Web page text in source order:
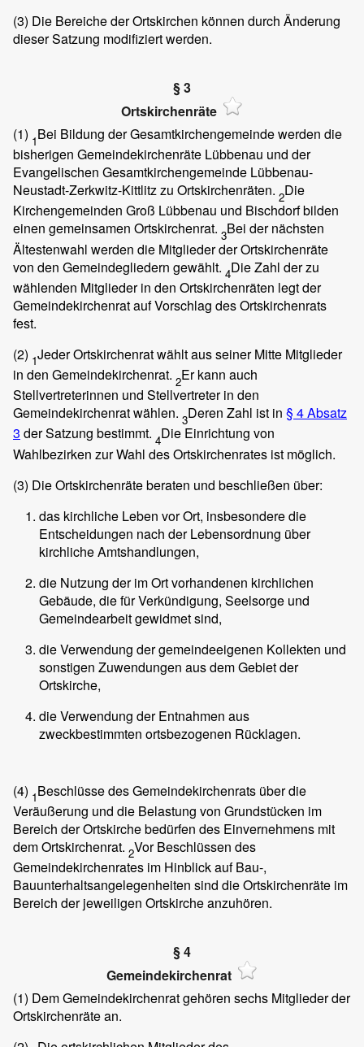
(3) Die Bereiche der Ortskirchen können durch Änderung
dieser Satzung modifiziert werden.
§ 3
Ortskirchenräte
(1) 1Bei Bildung der Gesamtkirchengemeinde werden die
bisherigen Gemeindekirchenräte Lübbenau und der
Evangelischen Gesamtkirchengemeinde Lübbenau-
Neustadt-Zerkwitz-Kittlitz zu Ortskirchenräten. 2Die
Kirchengemeinden Groß Lübbenau und Bischdorf bilden
einen gemeinsamen Ortskirchenrat. 3Bei der nächsten
Ältestenwahl werden die Mitglieder der Ortskirchenräte
von den Gemeindegliedern gewählt. 4Die Zahl der zu
wählenden Mitglieder in den Ortskirchenräten legt der
Gemeindekirchenrat auf Vorschlag des Ortskirchenrats
fest.
(2) 1Jeder Ortskirchenrat wählt aus seiner Mitte Mitglieder
in den Gemeindekirchenrat. 2Er kann auch
Stellvertreterinnen und Stellvertreter in den
Gemeindekirchenrat wählen. 3Deren Zahl ist in § 4 Absatz
3 der Satzung bestimmt. 4Die Einrichtung von
Wahlbezirken zur Wahl des Ortskirchenrates ist möglich.
(3) Die Ortskirchenräte beraten und beschließen über:
das kirchliche Leben vor Ort, insbesondere die
Entscheidungen nach der Lebensordnung über
kirchliche Amtshandlungen,
die Nutzung der im Ort vorhandenen kirchlichen
Gebäude, die für Verkündigung, Seelsorge und
Gemeindearbeit gewidmet sind,
die Verwendung der gemeindeeigenen Kollekten und
sonstigen Zuwendungen aus dem Gebiet der
Ortskirche,
die Verwendung der Entnahmen aus
zweckbestimmten ortsbezogenen Rücklagen.
(4) 1Beschlüsse des Gemeindekirchenrats über die
Veräußerung und die Belastung von Grundstücken im
Bereich der Ortskirche bedürfen des Einvernehmens mit
dem Ortskirchenrat. 2Vor Beschlüssen des
Gemeindekirchenrates im Hinblick auf Bau-,
Bauunterhaltsangelegenheiten sind die Ortskirchenräte im
Bereich der jeweiligen Ortskirche anzuhören.
§ 4
Gemeindekirchenrat
(1) Dem Gemeindekirchenrat gehören sechs Mitglieder der
Ortskirchenräte an.